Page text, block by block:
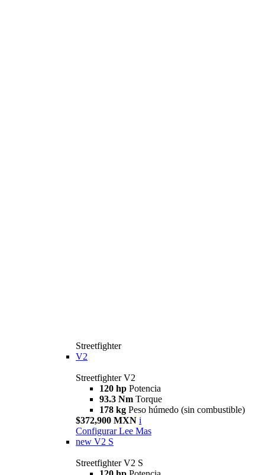
Streetfighter
V2
Streetfighter V2
120 hp Potencia
93.3 Nm Torque
178 kg Peso húmedo (sin combustible)
$372,900 MXN i
Configurar Lee Mas
new V2 S
Streetfighter V2 S